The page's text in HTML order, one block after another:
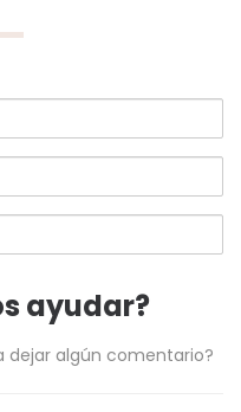
ayudar?
dejar algún comentario?